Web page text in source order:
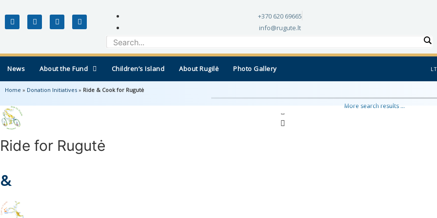
+370 620 69665
info@rugute.lt
More search results ...
News About the Fund Children’s Island About Rugilė Photo Gallery LT
Home » Donation Initiatives » Ride & Cook for Rugutė
Ride for Rugutė
&